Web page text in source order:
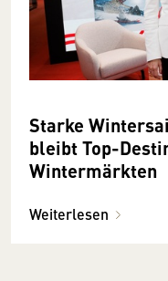
Starke
bleibt Top-
Winter­märkten
Weiterlesen